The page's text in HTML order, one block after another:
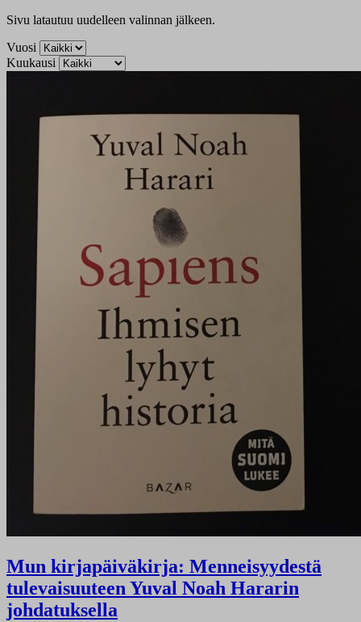
Sivu latautuu uudelleen valinnan jälkeen.
Vuosi
Kuukausi
Mun kirjapäiväkirja: Menneisyydestä
tulevaisuuteen Yuval Noah Hararin
johdatuksella